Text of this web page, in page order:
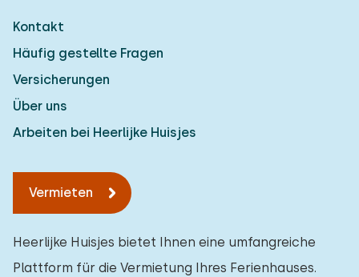
Kontakt
Häufig gestellte Fragen
Versicherungen
Über uns
Arbeiten bei Heerlijke Huisjes
Vermieten
Heerlijke Huisjes bietet Ihnen eine umfangreiche
Plattform für die Vermietung Ihres Ferienhauses.